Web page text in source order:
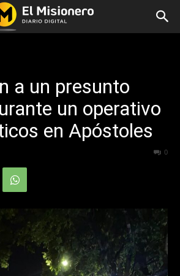
a un presunto
un operativo
en Apóstoles
0